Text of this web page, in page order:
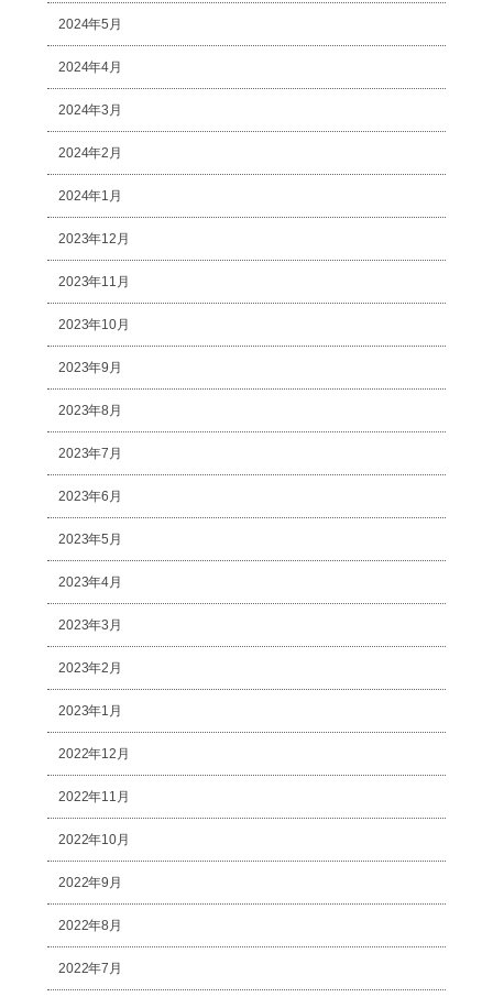
2024年5月
2024年4月
2024年3月
2024年2月
2024年1月
2023年12月
2023年11月
2023年10月
2023年9月
2023年8月
2023年7月
2023年6月
2023年5月
2023年4月
2023年3月
2023年2月
2023年1月
2022年12月
2022年11月
2022年10月
2022年9月
2022年8月
2022年7月